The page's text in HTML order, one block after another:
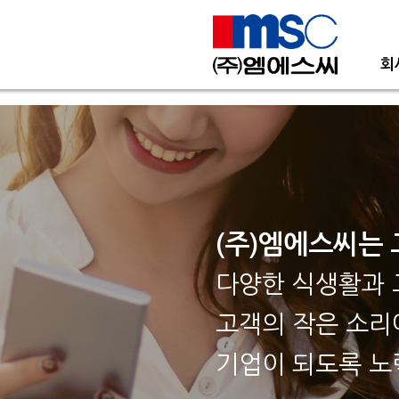
회
(주)엠에스씨는
다양한 식생활과
고객의 작은 소
기업이 되도록